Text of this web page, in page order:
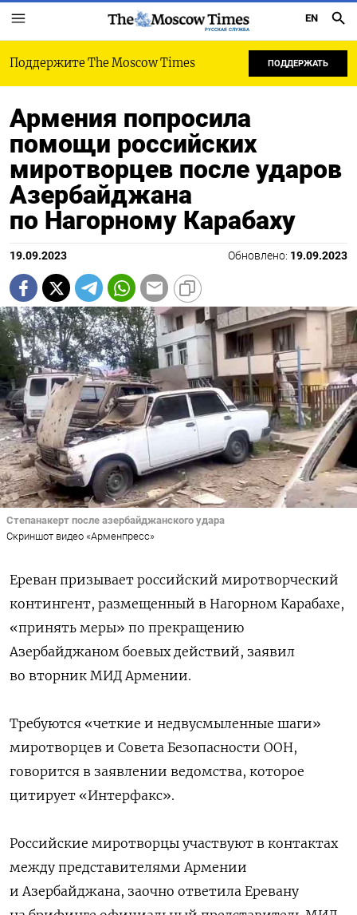
РУССКАЯ СЛУЖБА
EN
Поддержите The Moscow Times ПОДДЕРЖАТЬ
Армения попросила
помощи российских
миротворцев после ударов
Азербайджана
по Нагорному Карабаху
19.09.2023 Обновлено: 19.09.2023
Степанакерт после азербайджанского удара
Скриншот видео «Арменпресс»
Ереван призывает российский миротворческий
контингент, размещенный в Нагорном Карабахе,
«принять меры» по прекращению
Азербайджаном боевых действий, заявил
во вторник МИД Армении.
Требуются «четкие и недвусмыленные шаги»
миротворцев и Совета Безопасности ООН,
говорится в заявлении ведомства, которое
цитирует «Интерфакс».
Российские миротворцы участвуют в контактах
между представителями Армении
и Азербайджана, заочно ответила Еревану